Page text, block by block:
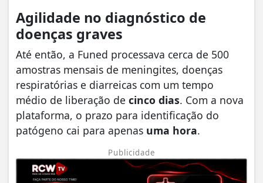
Agilidade no diagnóstico de
doenças graves
​Até então, a Funed processava cerca de 500
amostras mensais de meningites, doenças
respiratórias e diarreicas com um tempo
médio de liberação de cinco dias. Com a nova
plataforma, o prazo para identificação do
patógeno cai para apenas uma hora.
Publicidade